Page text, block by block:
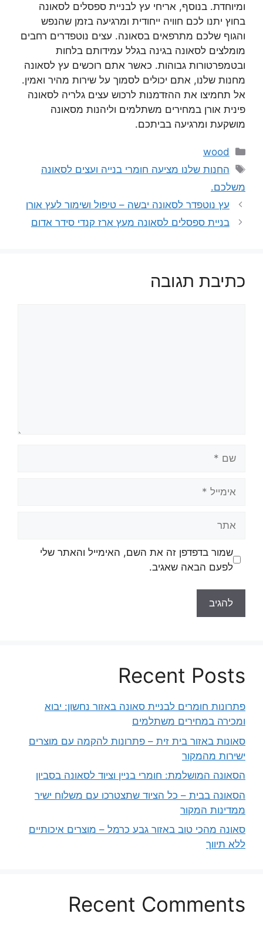
ומיוחדת. בנוסף, אריחי עץ לבניית ספסלים לסאונה
בחוץ יתנו לכם חוויה ייחודית ומרגיעה בזמן שהנפש
והגוף שלכם מתרפאים בסאונה. עצים נוטפדרים רחבים
מומלצים לסאונה בגינה בגלל עמידותם בלחות
ובטמפרטורות גבוהות. כאשר אתם רוכשים עץ לסאונה
מחנות שלנו, אתם יכולים לסמוך על שירות מהיר ואמין.
אל תחמיצו את ההזדמנות לרכוש עצים גלריה לסאונה
פינית אורן במחירים משתלמים וליהנות מסאונה
מושקעת ומרגיעה בביתכם.
קטגוריות
wood
תגיות
החנות שלנו מציעה חומרי בנייה ועצים לסאונה
משלכם.
עץ נוטפדר לסאונה יבשה – טיפול ושימור לעץ אורן
בניית ספסלים לסאונה מעץ ארז קנדי סידר אדום
כתיבת תגובה
שמור בדפדפן זה את השם, האימייל והאתר שלי
לפעם הבאה שאגיב.
Recent Posts
פתרונות חומרים לבניית סאונה באזור נחשון: יבוא
ומכירה במחירים משתלמים
סאונות באזור בית זית – פתרונות להקמה עם מוצרים
ישירות מהמקור
הסאונה המושלמת: חומרי בניין וציוד לסאונה בסביון
הסאונה בבית – כל הציוד שתצטרכו עם משלוח ישיר
ממדינות המקור
סאונה מהכי טוב באזור גבע כרמל – מוצרים איכותיים
ללא תיווך
Recent Comments